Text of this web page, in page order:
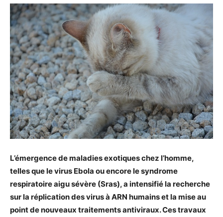
L’émergence de maladies exotiques chez l’homme,
telles que le virus Ebola ou encore le syndrome
respiratoire aigu sévère (Sras), a intensifié la recherche
sur la réplication des virus à ARN humains et la mise au
point de nouveaux traitements antiviraux. Ces travaux